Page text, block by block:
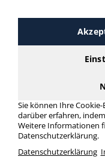
Sie können Ihre
darüber erfahren,
Weitere Informationen
Datenschutzerklärung.
Datenschutzerklärung